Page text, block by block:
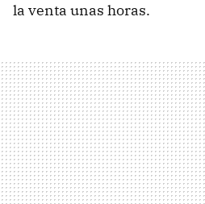
la venta unas horas.